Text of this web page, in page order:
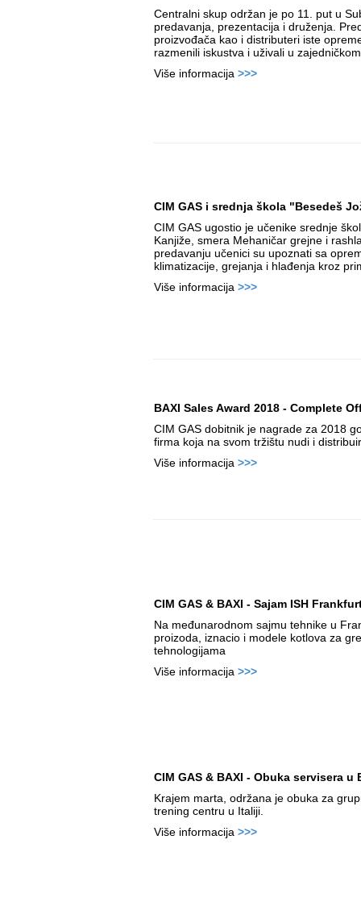
Centralni skup održan je po 11. put u
predavanja, prezentacija i druženja.
proizvođača kao i distributeri iste
razmenili iskustva i uživali u
Više informacija >>>
CIM GAS i srednja škola "Besedeš
CIM GAS ugostio je učenike srednje
Kanjiže, smera Mehaničar grejne i
predavanju učenici su upoznati sa
klimatizacije, grejanja i hlađenja kroz
Više informacija >>>
BAXI Sales Award 2018 - Complete
CIM GAS dobitnik je nagrade za 2018
firma koja na svom tržištu nudi i
Više informacija >>>
CIM GAS & BAXI - Sajam ISH
Na međunarodnom sajmu tehnike u
proizoda, iznacio i modele kotlova za
tehnologijama
Više informacija >>>
CIM GAS & BAXI - Obuka servisera
Krajem marta, održana je obuka za
trening centru u Italiji.
Više informacija >>>